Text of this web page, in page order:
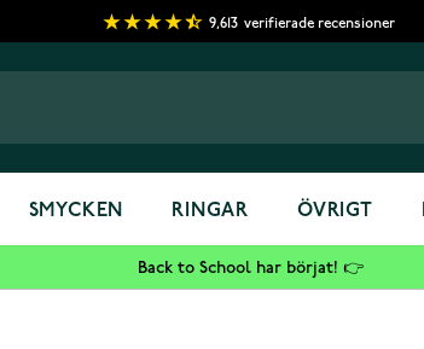
9,613 verifierade recensioner
SMYCKEN RINGAR ÖVRIGT
Back to School har börjat! 👉